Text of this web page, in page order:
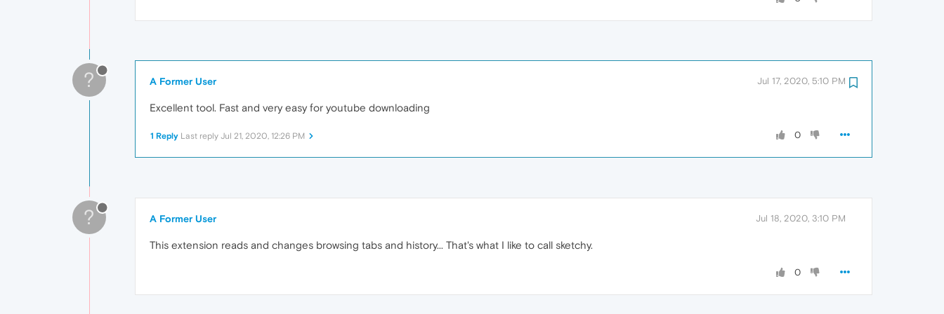
? A Former User Jul 17, 2020, 5:10 PM
Excellent tool. Fast and very easy for youtube downloading
0
1 Reply Last reply Jul 21, 2020, 12:26 PM
? A Former User Jul 18, 2020, 3:10 PM
This extension reads and changes browsing tabs and history... That's what I like to call sketchy.
0